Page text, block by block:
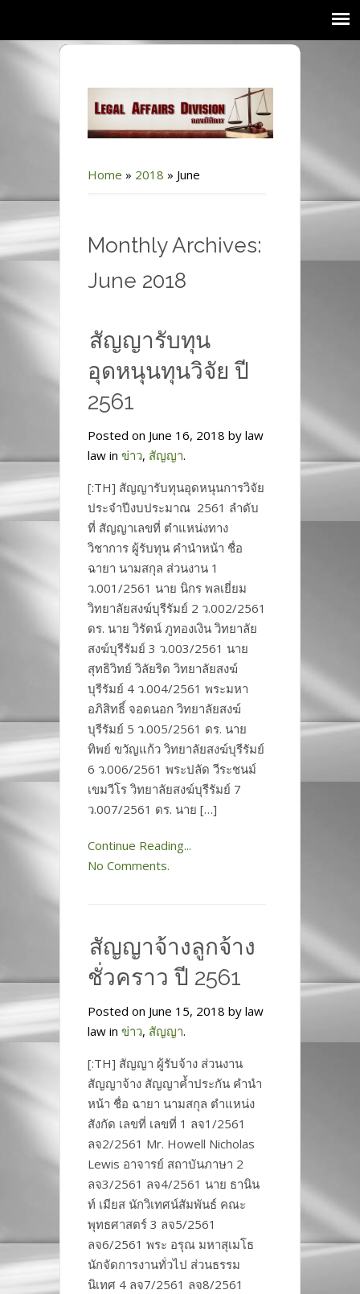
Home » 2018 » June
Monthly Archives:
June 2018
สัญญารับทุน
อุดหนุนทุนวิจัย ปี
2561
Posted on June 16, 2018 by law
law in ข่าว, สัญญา.
[:TH] สัญญารับทุนอุดหนุนการวิจัย
ประจำปีงบประมาณ 2561 ลำดับ
ที่ สัญญาเลขที่ ตำแหน่งทาง
วิชาการ ผู้รับทุน คำนำหน้า ชื่อ
ฉายา นามสกุล ส่วนงาน 1
ว.001/2561 นาย นิกร พลเยี่ยม
วิทยาลัยสงฆ์บุรีรัมย์ 2 ว.002/2561
ดร. นาย วิรัตน์ ภูทองเงิน วิทยาลัย
สงฆ์บุรีรัมย์ 3 ว.003/2561 นาย
สุทธิวิทย์ วิลัยริด วิทยาลัยสงฆ์
บุรีรัมย์ 4 ว.004/2561 พระมหา
อภิสิทธิ์ จอดนอก วิทยาลัยสงฆ์
บุรีรัมย์ 5 ว.005/2561 ดร. นาย
ทิพย์ ขวัญแก้ว วิทยาลัยสงฆ์บุรีรัมย์
6 ว.006/2561 พระปลัด วีระชนม์
เขมวีโร วิทยาลัยสงฆ์บุรีรัมย์ 7
ว.007/2561 ดร. นาย […]
Continue Reading...
No Comments.
สัญญาจ้างลูกจ้าง
ชั่วคราว ปี 2561
Posted on June 15, 2018 by law
law in ข่าว, สัญญา.
[:TH] สัญญา ผู้รับจ้าง ส่วนงาน
สัญญาจ้าง สัญญาค้ำประกัน คำนำ
หน้า ชื่อ ฉายา นามสกุล ตำแหน่ง
สังกัด เลขที่ เลขที่ 1 ลจ1/2561
ลจ2/2561 Mr. Howell Nicholas
Lewis อาจารย์ สถาบันภาษา 2
ลจ3/2561 ลจ4/2561 นาย ธานิน
ท์ เมียส นักวิเทศน์สัมพันธ์ คณะ
พุทธศาสตร์ 3 ลจ5/2561
ลจ6/2561 พระ อรุณ มหาสุเมโธ
นักจัดการงานทั่วไป ส่วนธรรม
นิเทศ 4 ลจ7/2561 ลจ8/2561